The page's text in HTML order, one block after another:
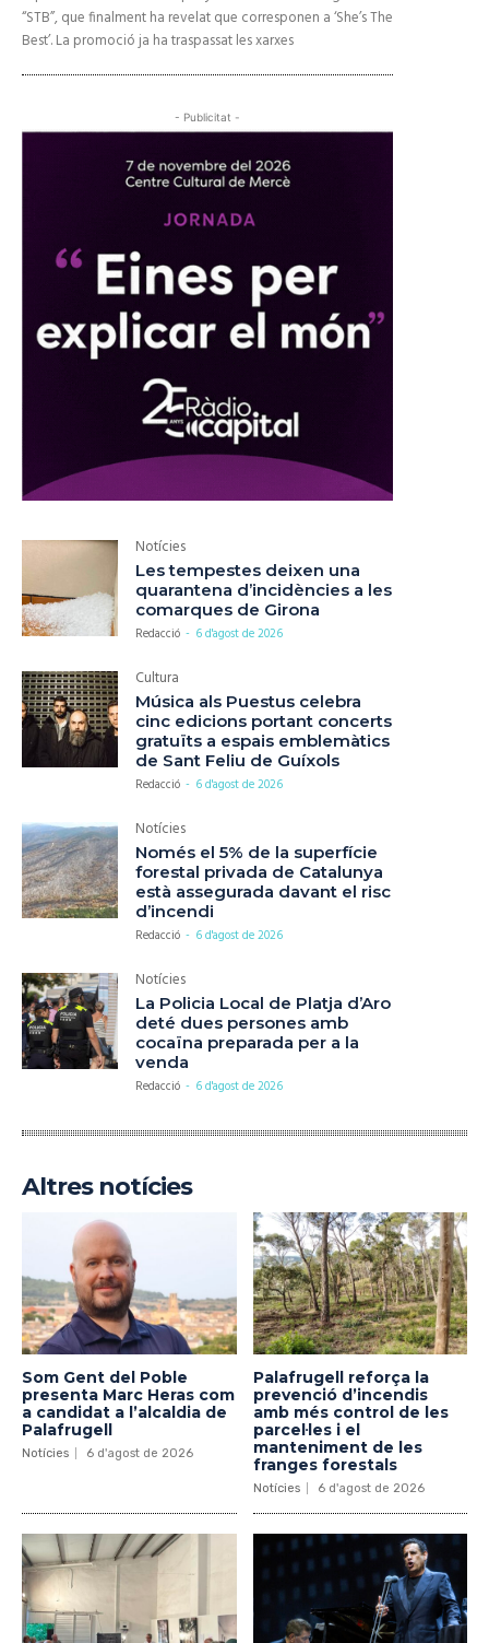
“STB”, que finalment ha revelat que corresponen a ‘She’s The
Best’. La promoció ja ha traspassat les xarxes
- Publicitat -
Notícies
Les tempestes deixen una
quarantena d’incidències a les
comarques de Girona
Redacció - 6 d'agost de 2026
Cultura
Música als Puestus celebra
cinc edicions portant concerts
gratuïts a espais emblemàtics
de Sant Feliu de Guíxols
Redacció - 6 d'agost de 2026
Notícies
Només el 5% de la superfície
forestal privada de Catalunya
està assegurada davant el risc
d’incendi
Redacció - 6 d'agost de 2026
Notícies
La Policia Local de Platja d’Aro
deté dues persones amb
cocaïna preparada per a la
venda
Redacció - 6 d'agost de 2026
Altres notícies
Som Gent del Poble
presenta Marc Heras com
a candidat a l’alcaldia de
Palafrugell
Notícies 6 d'agost de 2026
Palafrugell reforça la
prevenció d’incendis
amb més control de les
parcel·les i el
manteniment de les
franges forestals
Notícies 6 d'agost de 2026